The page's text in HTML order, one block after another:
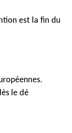
est la fin du
le dé